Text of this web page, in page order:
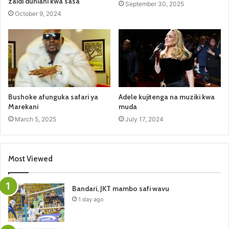
October 9, 2024
September 30, 2025
Bushoke afunguka safari ya
Marekani
March 5, 2025
Adele kujitenga na muziki kwa
muda
July 17, 2024
Most Viewed
Bandari, JKT mambo safi wavu
1 day ago